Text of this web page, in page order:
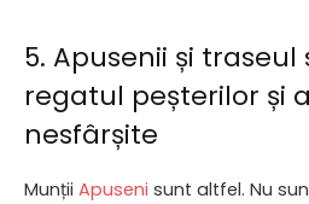
5. Apusenii și traseul
regatul peșterilor și
nesfârșite
Munții Apuseni sunt altfel. Nu